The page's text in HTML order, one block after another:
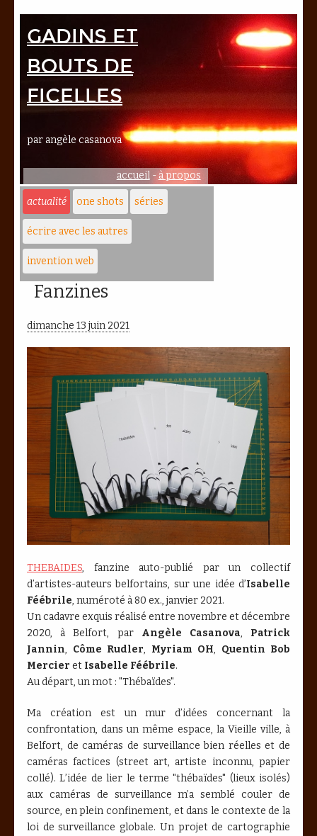
Gadins et
bouts de
ficelles
par angèle casanova
accueil-à propos
actualité one shots séries
écrire avec les autres
invention web
Fanzines
dimanche 13 juin 2021
THEBAIDES, fanzine auto-publié par un collectif
d’artistes-auteurs belfortains, sur une idée d’Isabelle
Féébrile, numéroté à 80 ex., janvier 2021.
Un cadavre exquis réalisé entre novembre et décembre
2020, à Belfort, par Angèle Casanova, Patrick
Jannin, Côme Rudler, Myriam OH, Quentin Bob
Mercier et Isabelle Féébrile.
Au départ, un mot : "Thébaïdes".
Ma création est un mur d’idées concernant la
confrontation, dans un même espace, la Vieille ville, à
Belfort, de caméras de surveillance bien réelles et de
caméras factices (street art, artiste inconnu, papier
collé). L’idée de lier le terme "thébaïdes" (lieux isolés)
aux caméras de surveillance m’a semblé couler de
source, en plein confinement, et dans le contexte de la
loi de surveillance globale. Un projet de cartographie